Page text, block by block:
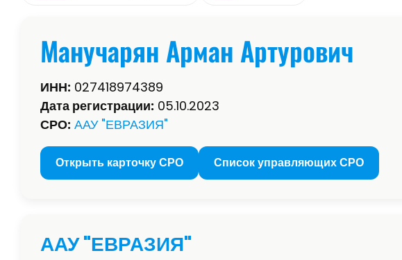
Манучарян Арман Артурович
ИНН: 027418974389
Дата регистрации: 05.10.2023
СРО: ААУ "ЕВРАЗИЯ"
Открыть карточку СРО Список управляющих СРО
ААУ "ЕВРАЗИЯ"